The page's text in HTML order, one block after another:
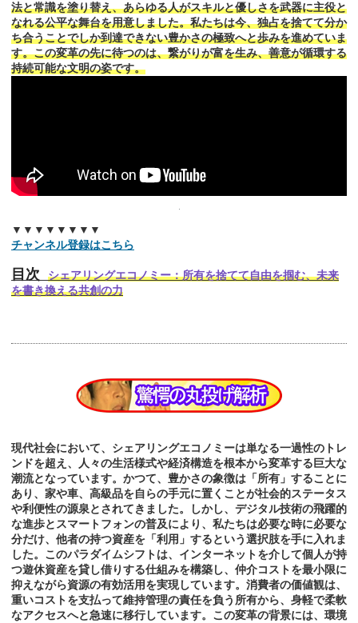
法と常識を塗り替え、あらゆる人がスキルと優しさを武器に主役と
なれる公平な舞台を用意しました。私たちは今、独占を捨てて分か
ち合うことでしか到達できない豊かさの極致へと歩みを進めていま
す。この変革の先に待つのは、繋がりが富を生み、善意が循環する
持続可能な文明の姿です。
▼▼▼▼▼▼▼▼
チャンネル登録はこちら
目次
シェアリングエコノミー：所有を捨てて自由を掴む、未来
を書き換える共創の力
現代社会において、シェアリングエコノミーは単なる一過性のトレ
ンドを超え、人々の生活様式や経済構造を根本から変革する巨大な
潮流となっています。かつて、豊かさの象徴は「所有」することに
あり、家や車、高級品を自らの手元に置くことが社会的ステータス
や利便性の源泉とされてきました。しかし、デジタル技術の飛躍的
な進歩とスマートフォンの普及により、私たちは必要な時に必要な
分だけ、他者の持つ資産を「利用」するという選択肢を手に入れま
した。このパラダイムシフトは、インターネットを介して個人が持
つ遊休資産を貸し借りする仕組みを構築し、仲介コストを最小限に
抑えながら資源の有効活用を実現しています。消費者の価値観は、
重いコストを支払って維持管理の責任を負う所有から、身軽で柔軟
なアクセスへと急速に移行しています。この変革の背景には、環境